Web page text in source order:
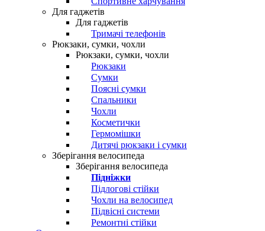
Для гаджетів
Для гаджетів
Тримачі телефонів
Рюкзаки, сумки, чохли
Рюкзаки, сумки, чохли
Рюкзаки
Сумки
Поясні сумки
Спальники
Чохли
Косметички
Гермомішки
Дитячі рюкзаки і сумки
Зберігання велосипеда
Зберігання велосипеда
Підніжки
Підлогові стійки
Чохли на велосипед
Підвісні системи
Ремонтні стійки